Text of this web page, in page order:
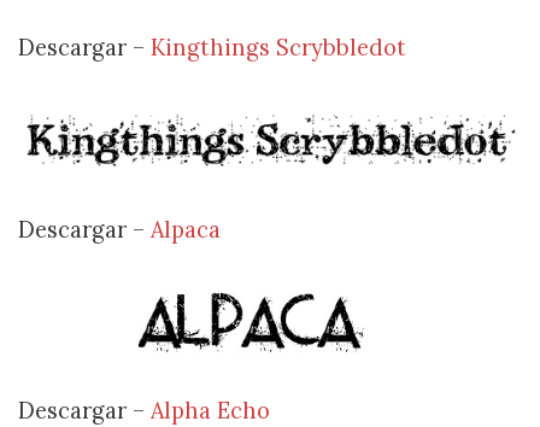
Descargar – Kingthings Scrybbledot
Descargar – Alpaca
Descargar – Alpha Echo